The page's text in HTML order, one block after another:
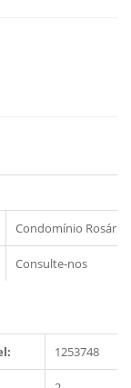
Condomínio Rosário
Consulte-nos
1253748